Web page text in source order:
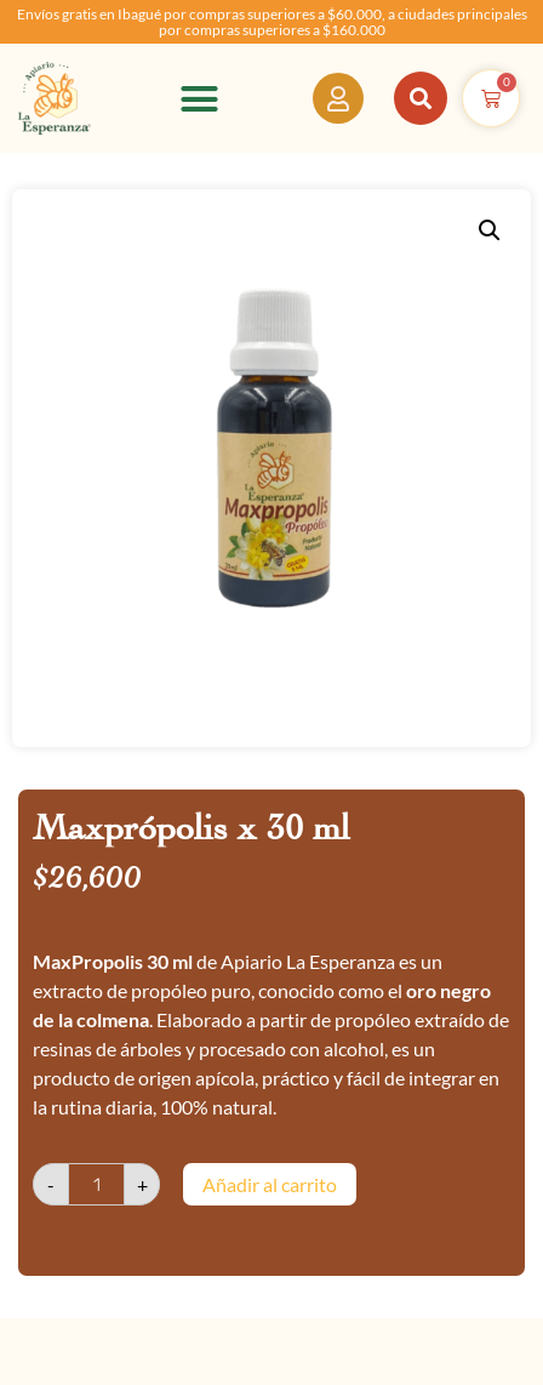
Envíos gratis en Ibagué por compras superiores a $60.000, a ciudades principales
por compras superiores a $160.000
0
Maxprópolis x 30 ml
$26,600
MaxPropolis 30 mlde Apiario La Esperanza es un
extracto de propóleo puro, conocido como el oro negro
de la colmena. Elaborado a partir de propóleo extraído de
resinas de árboles y procesado con alcohol, es un
producto de origen apícola, práctico y fácil de integrar en
la rutina diaria, 100% natural.
- + Añadir al carrito